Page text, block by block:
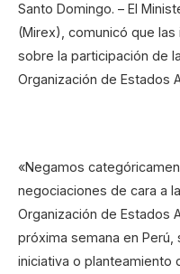
Santo Domingo. – El
(Mirex), comunicó que
sobre la participación de
Organización de Estados
«Negamos
negociaciones de cara a
Organización de Estados
próxima semana en
iniciativa o planteamiento